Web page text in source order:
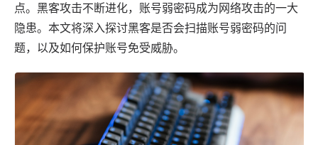
点。黑客攻击不断进化，账号弱密码成为网络攻击的一大
隐患。本文将深入探讨黑客是否会扫描账号弱密码的问
题，以及如何保护账号免受威胁。